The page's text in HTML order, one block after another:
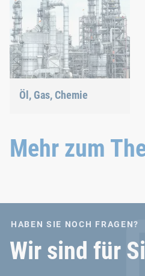
Öl, Gas, Chemie
halten auch den
extremsten Bedingungen
Mehr zum
HABEN SIE NOCH FRAGEN?
Wir sind für